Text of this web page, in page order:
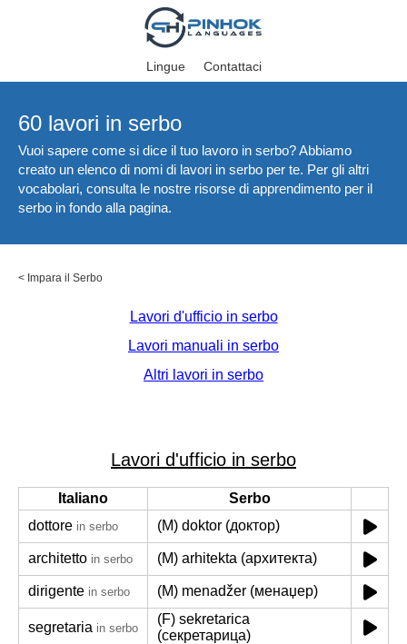
Lingue Contattaci
60 lavori in serbo
Vuoi sapere come si dice il tuo lavoro in serbo? Abbiamo
creato un elenco di nomi di lavori in serbo per te. Per gli altri
vocabolari, consulta le nostre risorse di apprendimento per il
serbo in fondo alla pagina.
< Impara il Serbo
Lavori d'ufficio in serbo
Lavori manuali in serbo
Altri lavori in serbo
Lavori d'ufficio in serbo
Italiano
Serbo
dottore in serbo (M) doktor (доктор)
architetto in serbo (M) arhitekta (архитекта)
dirigente in serbo (M) menadžer (менаџер)
segretaria in serbo
(F) sekretarica
(секретарица)